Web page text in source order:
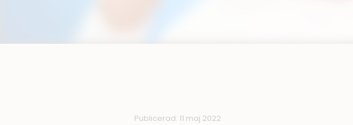
Publicerad: 11 maj 2022